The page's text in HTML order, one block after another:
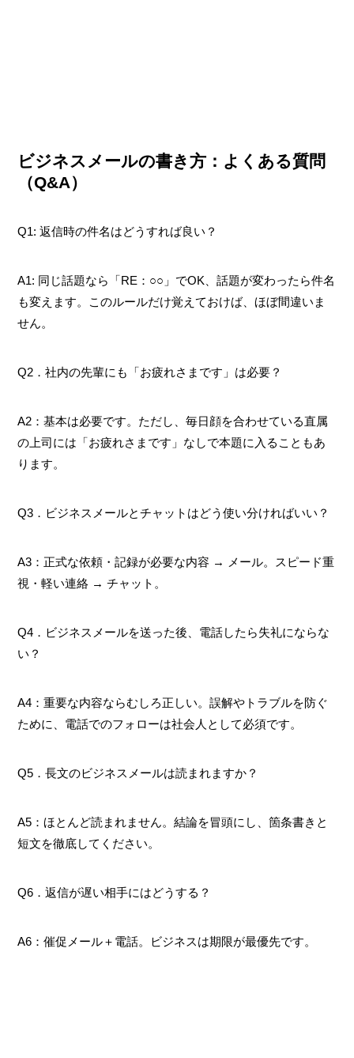
ビジネスメールの書き方：よくある質問
（Q&A）
Q1: 返信時の件名はどうすれば良い？
A1: 同じ話題なら「RE：○○」でOK、話題が変わったら件名
も変えます。このルールだけ覚えておけば、ほぼ間違いま
せん。
Q2．社内の先輩にも「お疲れさまです」は必要？
A2：基本は必要です。ただし、毎日顔を合わせている直属
の上司には「お疲れさまです」なしで本題に入ることもあ
ります。
Q3．ビジネスメールとチャットはどう使い分ければいい？
A3：正式な依頼・記録が必要な内容 → メール。スピード重
視・軽い連絡 → チャット。
Q4．ビジネスメールを送った後、電話したら失礼にならな
い？
A4：重要な内容ならむしろ正しい。誤解やトラブルを防ぐ
ために、電話でのフォローは社会人として必須です。
Q5．長文のビジネスメールは読まれますか？
A5：ほとんど読まれません。結論を冒頭にし、箇条書きと
短文を徹底してください。
Q6．返信が遅い相手にはどうする？
A6：催促メール＋電話。ビジネスは期限が最優先です。